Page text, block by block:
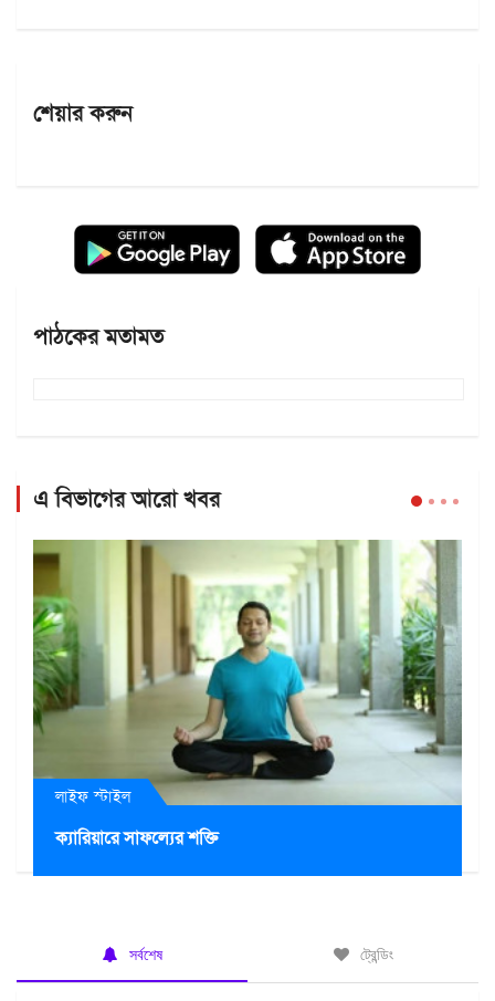
শেয়ার করুন
পাঠকের মতামত
এ বিভাগের আরো খবর
লাইফ স্টাইল
ক্যারিয়ারে সাফল্যের শক্তি
সর্বশেষ ট্রেন্ডিং